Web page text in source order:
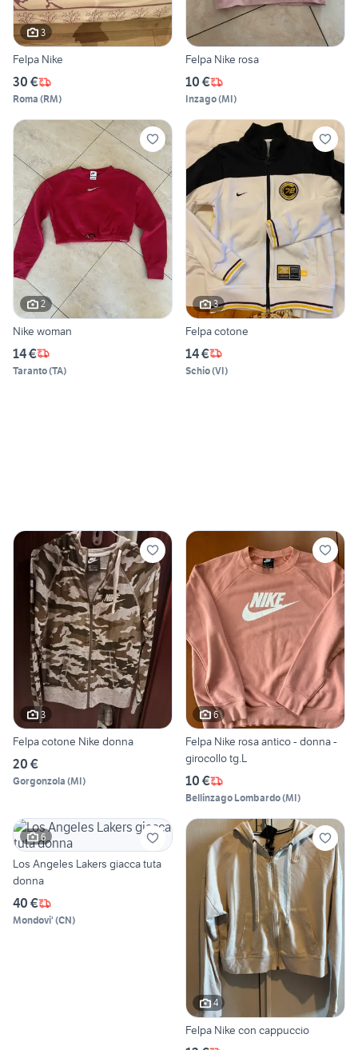
3
Felpa Nike
30 €
Roma (RM)
Felpa Nike rosa
10 €
Inzago(MI)
2
Nike woman
14 €
Taranto(TA)
3
Felpa cotone
14 €
Schio(VI)
3
Felpa cotone Nike donna
20 €
Gorgonzola (MI)
6
Felpa Nike rosa antico - donna -
girocollo tg.L
10 €
Bellinzago Lombardo(MI)
6
Los Angeles Lakers giacca tuta
donna
40 €
Mondovi' (CN)
4
Felpa Nike con cappuccio